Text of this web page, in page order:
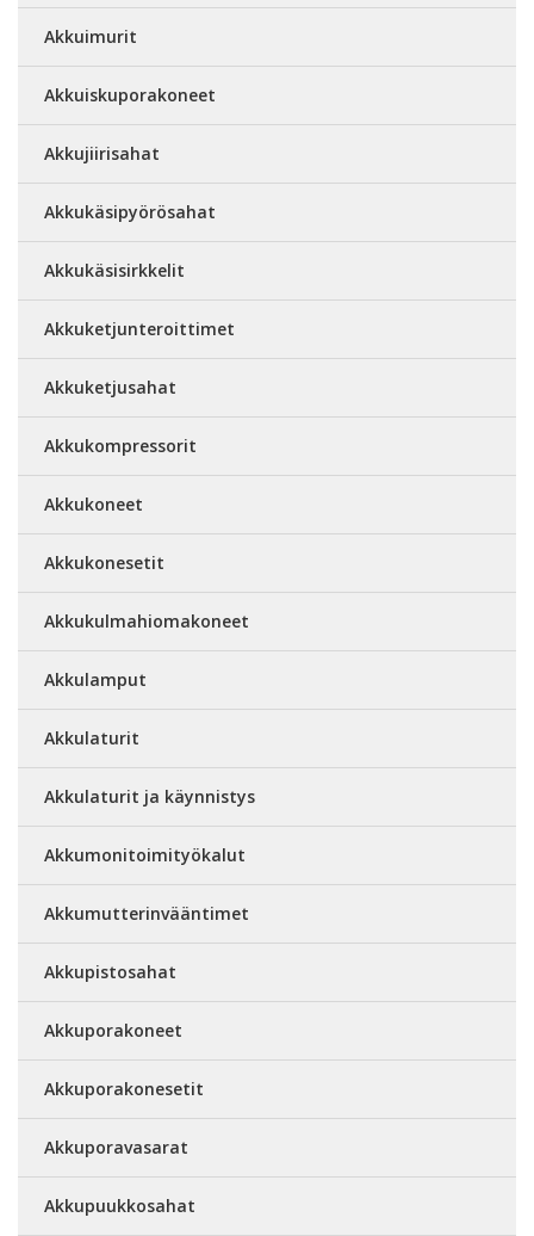
Akkuimurit
Akkuiskuporakoneet
Akkujiirisahat
Akkukäsipyörösahat
Akkukäsisirkkelit
Akkuketjunteroittimet
Akkuketjusahat
Akkukompressorit
Akkukoneet
Akkukonesetit
Akkukulmahiomakoneet
Akkulamput
Akkulaturit
Akkulaturit ja käynnistys
Akkumonitoimityökalut
Akkumutterinvääntimet
Akkupistosahat
Akkuporakoneet
Akkuporakonesetit
Akkuporavasarat
Akkupuukkosahat